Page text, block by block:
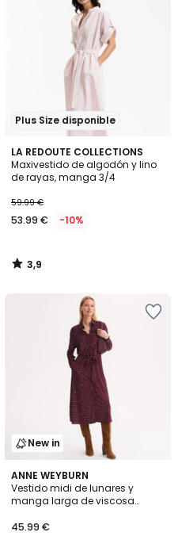
Plus Size disponible
LA REDOUTE COLLECTIONS
Maxivestido de algodón y lino
de rayas, manga 3/4
59.99 €
53.99 € -10%
3,9
/ 5
3,9
/
New in
ANNE WEYBURN
Vestido midi de lunares y
manga larga de viscosa
45.99 €